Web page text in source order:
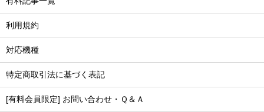
利用規約
対応機種
特定商取引法に基づく表記
[有料会員限定] お問い合わせ・Ｑ＆Ａ